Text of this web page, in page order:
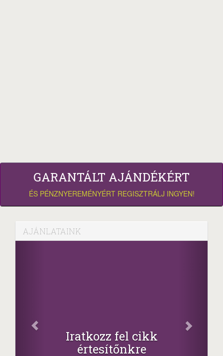
GARANTÁLT AJÁNDÉKÉRT
ÉS PÉNZNYEREMÉNYÉRT REGISZTRÁLJ INGYEN!
AJÁNLATAINK
+1.000.000 Ft...
-nyeremény növelés jár a szerencsésnek